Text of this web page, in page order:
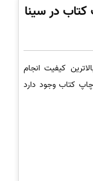
در سینا
کیفیت انجام
کتاب وجود دارد